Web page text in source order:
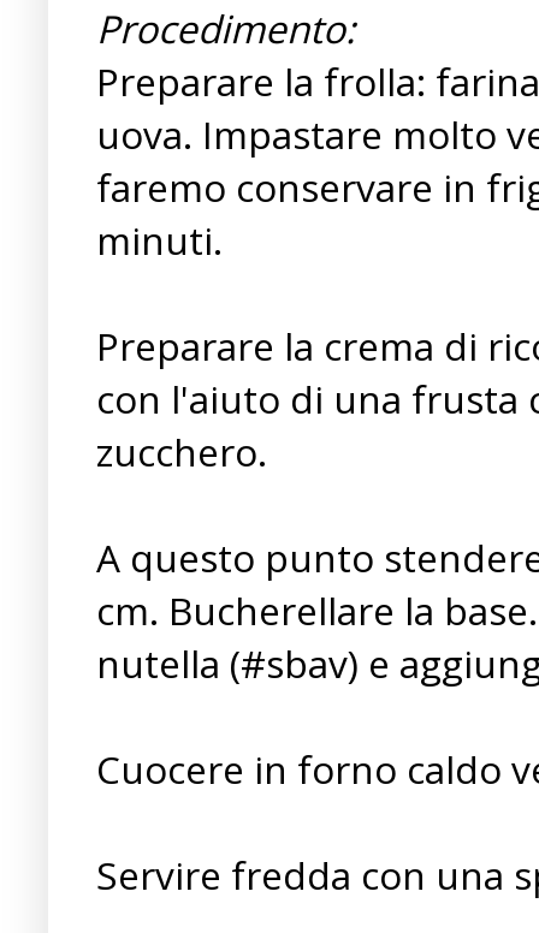
Procedimento:
Preparare la frolla:
uova. Impastare molto
faremo conservare in
minuti.
Preparare la crema di
con l'aiuto di una frusta
zucchero.
A questo punto
cm. Bucherellare la
nutella (#sbav) e
Cuocere in forno caldo
Servire fredda con una